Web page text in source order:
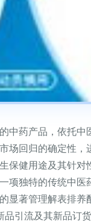
中药产品，依托
场回归的确定性
保健用途及其针
项独特的传统中
显著管理解表排
品引流及其新品订